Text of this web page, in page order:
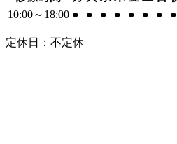
10:00～18:00 ● ● ● ● ● ● ● ●
定休日：不定休